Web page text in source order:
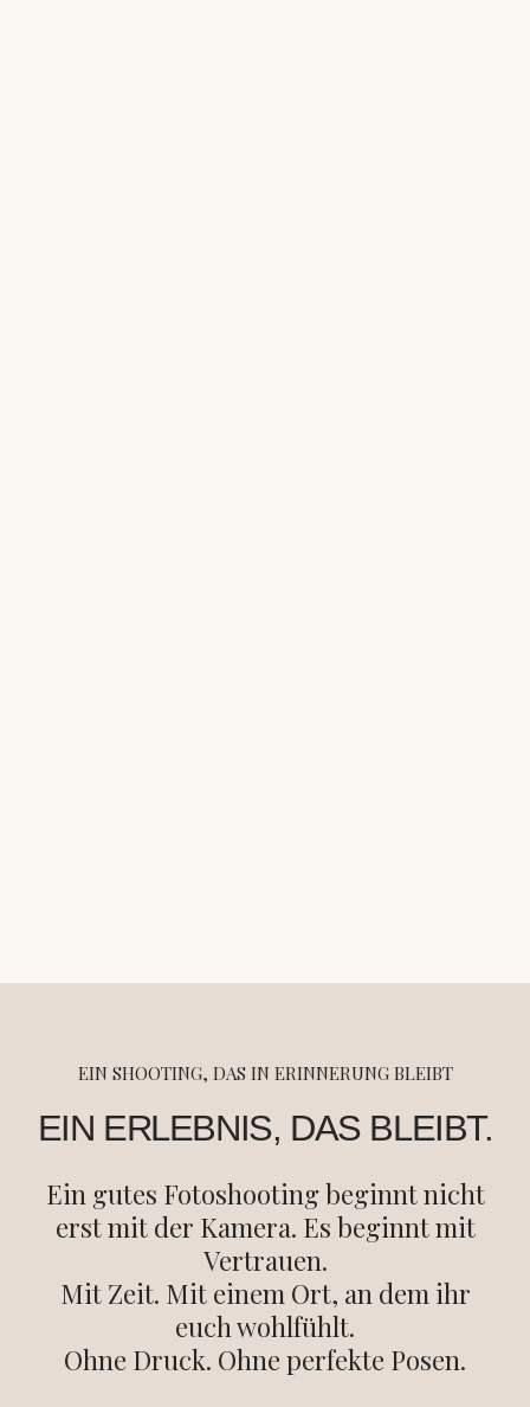
EIN SHOOTING, DAS IN ERINNERUNG BLEIBT
EIN ERLEBNIS, DAS BLEIBT.
Ein gutes Fotoshooting beginnt nicht
erst mit der Kamera. Es beginnt mit
Vertrauen.
Mit Zeit. Mit einem Ort, an dem ihr
euch wohlfühlt.
Ohne Druck. Ohne perfekte Posen.